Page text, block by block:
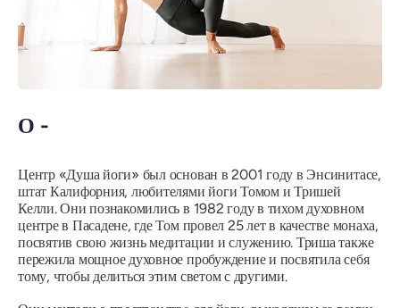
О -
Центр «Душа йоги» был основан в 2001 году в Энсинитасе,
штат Калифорния, любителями йоги Томом и Тришей
Келли. Они познакомились в 1982 году в тихом духовном
центре в Пасадене, где Том провел 25 лет в качестве монаха,
посвятив свою жизнь медитации и служению. Триша также
пережила мощное духовное пробуждение и посвятила себя
тому, чтобы делиться этим светом с другими.